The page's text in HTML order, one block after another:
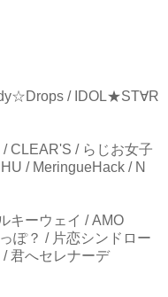
/ IDOL★ST∀R
CLEAR'S / らじお女子
/ MeringueHack / N
キーウェイ / AMO
ぽ？ / 片恋シンドロー
君へセレナーデ